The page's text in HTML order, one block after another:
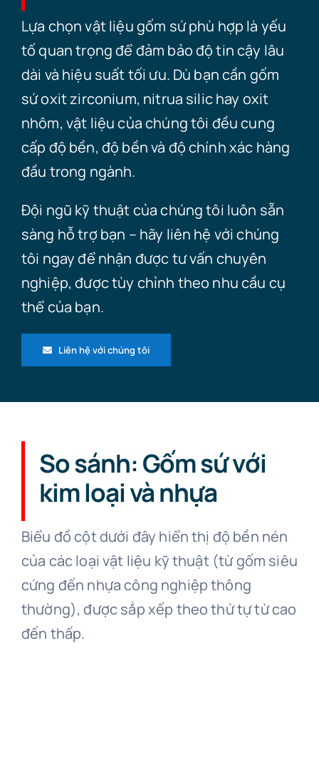
Lựa chọn vật liệu gốm sứ phù hợp là yếu
tố quan trọng để đảm bảo độ tin cậy lâu
dài và hiệu suất tối ưu. Dù bạn cần gốm
sứ oxit zirconium, nitrua silic hay oxit
nhôm, vật liệu của chúng tôi đều cung
cấp độ bền, độ bền và độ chính xác hàng
đầu trong ngành.
Đội ngũ kỹ thuật của chúng tôi luôn sẵn
sàng hỗ trợ bạn – hãy liên hệ với chúng
tôi ngay để nhận được tư vấn chuyên
nghiệp, được tùy chỉnh theo nhu cầu cụ
thể của bạn.
Liên hệ với chúng tôi
So sánh: Gốm sứ với
kim loại và nhựa
Biểu đồ cột dưới đây hiển thị độ bền nén
của các loại vật liệu kỹ thuật (từ gốm siêu
cứng đến nhựa công nghiệp thông
thường), được sắp xếp theo thứ tự từ cao
đến thấp.